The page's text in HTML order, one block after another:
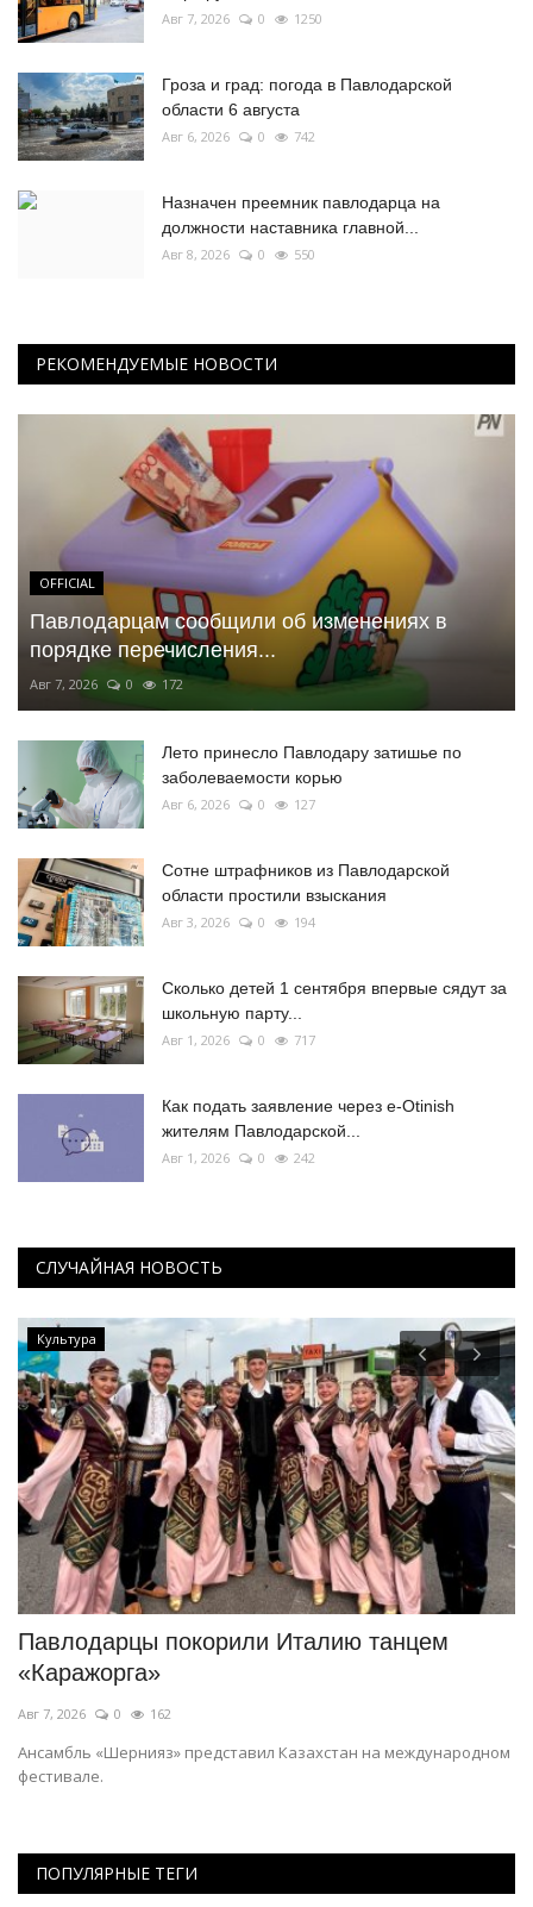
Авг 7, 2026 0 1250
Гроза и град: погода в Павлодарской
области 6 августа
Авг 6, 2026 0 742
Назначен преемник павлодарца на
должности наставника главной...
Авг 8, 2026 0 550
РЕКОМЕНДУЕМЫЕ НОВОСТИ
OFFICIAL
Павлодарцам сообщили об изменениях в
порядке перечисления...
Авг 7, 2026 0 172
Лето принесло Павлодару затишье по
заболеваемости корью
Авг 6, 2026 0 127
Сотне штрафников из Павлодарской
области простили взыскания
Авг 3, 2026 0 194
Сколько детей 1 сентября впервые сядут за
школьную парту...
Авг 1, 2026 0 717
Как подать заявление через e-Otinish
жителям Павлодарской...
Авг 1, 2026 0 242
СЛУЧАЙНАЯ НОВОСТЬ
Культура
Павлодарцы покорили Италию танцем
«Каражорга»
Авг 7, 2026 0 162
Ансамбль «Шернияз» представил Казахстан на международном
фестивале.
ПОПУЛЯРНЫЕ ТЕГИ